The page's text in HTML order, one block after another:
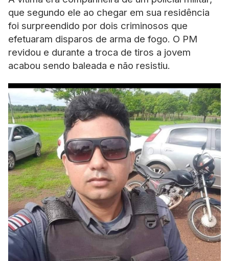
que segundo ele ao chegar em sua residência
foi surpreendido por dois criminosos que
efetuaram disparos de arma de fogo. O PM
revidou e durante a troca de tiros a jovem
acabou sendo baleada e não resistiu.